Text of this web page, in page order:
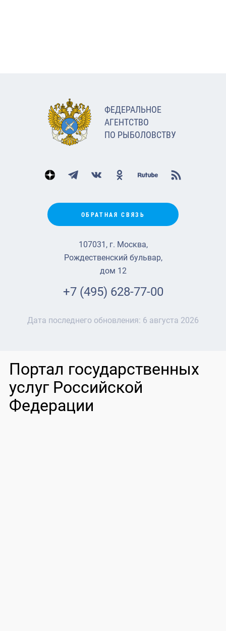
ФЕДЕРАЛЬНОЕ
АГЕНТСТВО
ПО РЫБОЛОВСТВУ
ОБРАТНАЯ СВЯЗЬ
107031, г. Москва,
Рождественский бульвар,
дом 12
+7 (495) 628-77-00
Дата последнего обновления: 6 августа 2026
Портал государственных
услуг Российской
Федерации